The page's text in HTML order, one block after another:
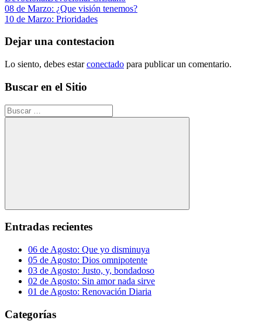
Navegación
de
entradas
Entrada
anterior:
08 de Marzo: ¿Que visión tenemos?
Siguiente
10 de Marzo: Prioridades
Dejar una contestacion
Lo siento, debes estarconectado para publicar un comentario.
Buscar en el Sitio
Buscar:
Buscar
Entradas recientes
06 de Agosto: Que yo disminuya
05 de Agosto: Dios omnipotente
03 de Agosto: Justo, y, bondadoso
02 de Agosto: Sin amor nada sirve
01 de Agosto: Renovación Diaria
Categorías